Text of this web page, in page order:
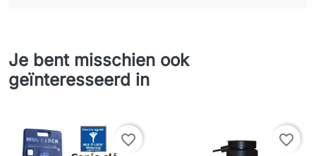
Je bent misschien ook
geïnteresseerd in
favorite_border favorite_border